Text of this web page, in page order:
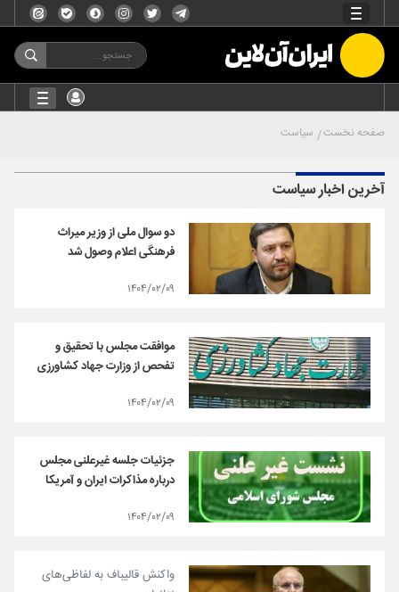
صفحه نخست سیاست
آخرین اخبار سیاست
دو سوال ملی از وزیر میراث
فرهنگی اعلام وصول شد
۱۴۰۴/۰۲/۰۹
موافقت مجلس با تحقیق و
تفحص از وزارت جهاد کشاورزی
۱۴۰۴/۰۲/۰۹
جزئیات جلسه غیرعلنی مجلس
درباره مذاکرات ایران و آمریکا
۱۴۰۴/۰۲/۰۹
واکنش قالیباف به لفاظی‌های